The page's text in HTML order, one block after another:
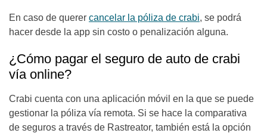
En caso de querer cancelar la póliza de crabi, se podrá
hacer desde la app sin costo o penalización alguna.
¿Cómo pagar el seguro de auto de crabi
vía online?
Crabi cuenta con una aplicación móvil en la que se puede
gestionar la póliza vía remota. Si se hace la comparativa
de seguros a través de Rastreator, también está la opción